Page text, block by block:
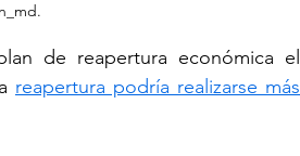
de reapertura económica el
reapertura podría realizarse más